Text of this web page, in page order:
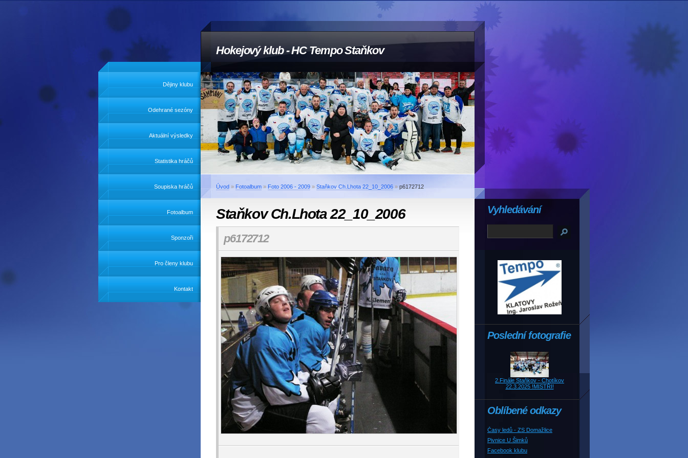
Hokejový klub - HC Tempo Staňkov
Dějiny klubu
Odehrané sezóny
Aktuální výsledky
Statistika hráčů
Soupiska hráčů
Fotoalbum
Sponzoři
Pro členy klubu
Kontakt
Úvod » Fotoalbum » Foto 2006 - 2009 » Staňkov Ch.Lhota 22_10_2006 » p6172712
Staňkov Ch.Lhota 22_10_2006
p6172712
Poslední fotografie
2.Finále Staňkov - Chotíkov
22.3.2025 !MISTŘI!
Oblíbené odkazy
Časy ledů - ZS Domažlice
Pivnice U Šimků
Facebook klubu
Vyhledávání